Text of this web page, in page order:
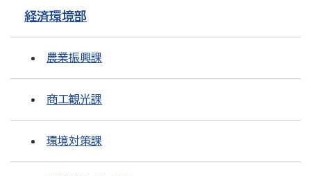
経済環境部
農業振興課
商工観光課
環境対策課